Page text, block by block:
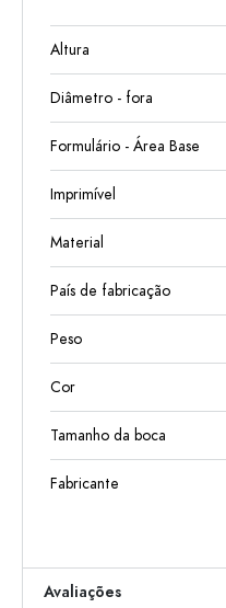
Altura
Diâmetro - fora
Formulário - Área Base
Imprimível
Material
País de fabricação
Peso
Cor
Tamanho da boca
Fabricante
Avaliações